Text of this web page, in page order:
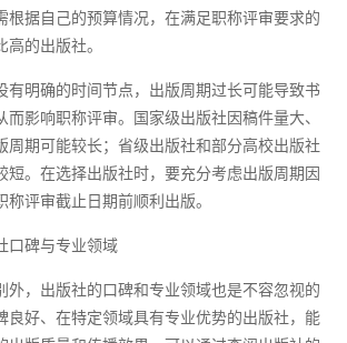
根据自己的预算情况，在满足职称评审要求的
的出版社。
有明确的时间节点，出版周期过长可能导致书
而影响职称评审。国家级出版社因稿件量大、
周期可能较长；省级出版社和部分高校出版社
短。在选择出版社时，要充分考虑出版周期因
评审截止日期前顺利出版。
口碑与专业领域
外，出版社的口碑和专业领域也是不容忽视的
良好、在特定领域具有专业优势的出版社，能